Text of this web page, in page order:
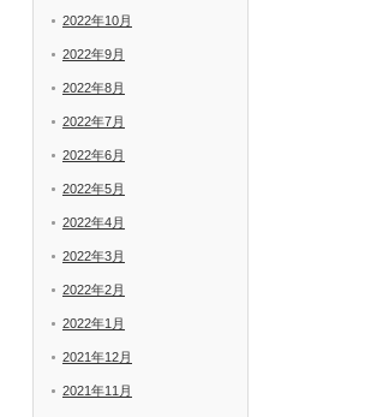
2022年10月
2022年9月
2022年8月
2022年7月
2022年6月
2022年5月
2022年4月
2022年3月
2022年2月
2022年1月
2021年12月
2021年11月